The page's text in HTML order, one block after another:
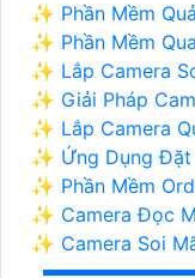
✨ Phần Mềm
✨ Phần Mềm
✨ Lắp Camera
✨ Giải Pháp
✨ Lắp Camera
✨ Ứng Dụng Đặt
✨ Phần Mềm
✨ Camera Đọc
✨ Camera Soi